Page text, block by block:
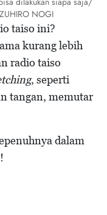
NOGI
taiso ini?
kurang lebih
radio taiso
, seperti
tangan, memutar
dalam